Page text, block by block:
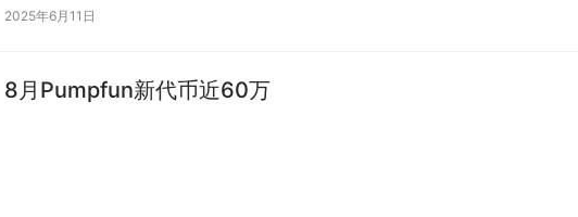
2025年6月11日
8月Pumpfun新代币近60万